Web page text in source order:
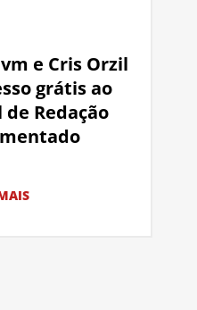
e Cris Orzil
grátis ao
Redação